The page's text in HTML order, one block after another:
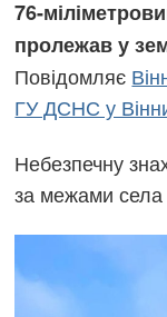
76-
пролежав у
Повідомляє
ГУ ДСНС у
Небезпечну
за межами